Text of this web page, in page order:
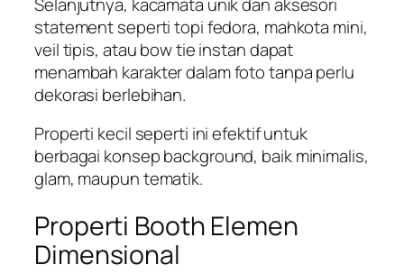
statement seperti topi fedora, mahkota mini,
veil tipis, atau bow tie instan dapat
menambah karakter dalam foto tanpa perlu
dekorasi berlebihan.
Properti kecil seperti ini efektif untuk
berbagai konsep background, baik minimalis,
glam, maupun tematik.
Properti Booth Elemen
Dimensional